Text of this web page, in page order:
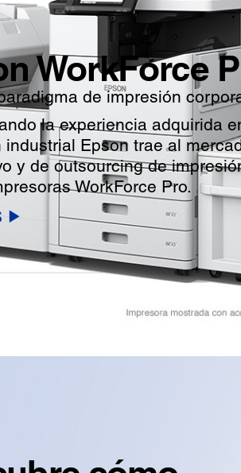
WorkForce
de impresión
la experiencia adquirida
industrial Epson trae al
y de outsourcing de
WorkForce Pro.